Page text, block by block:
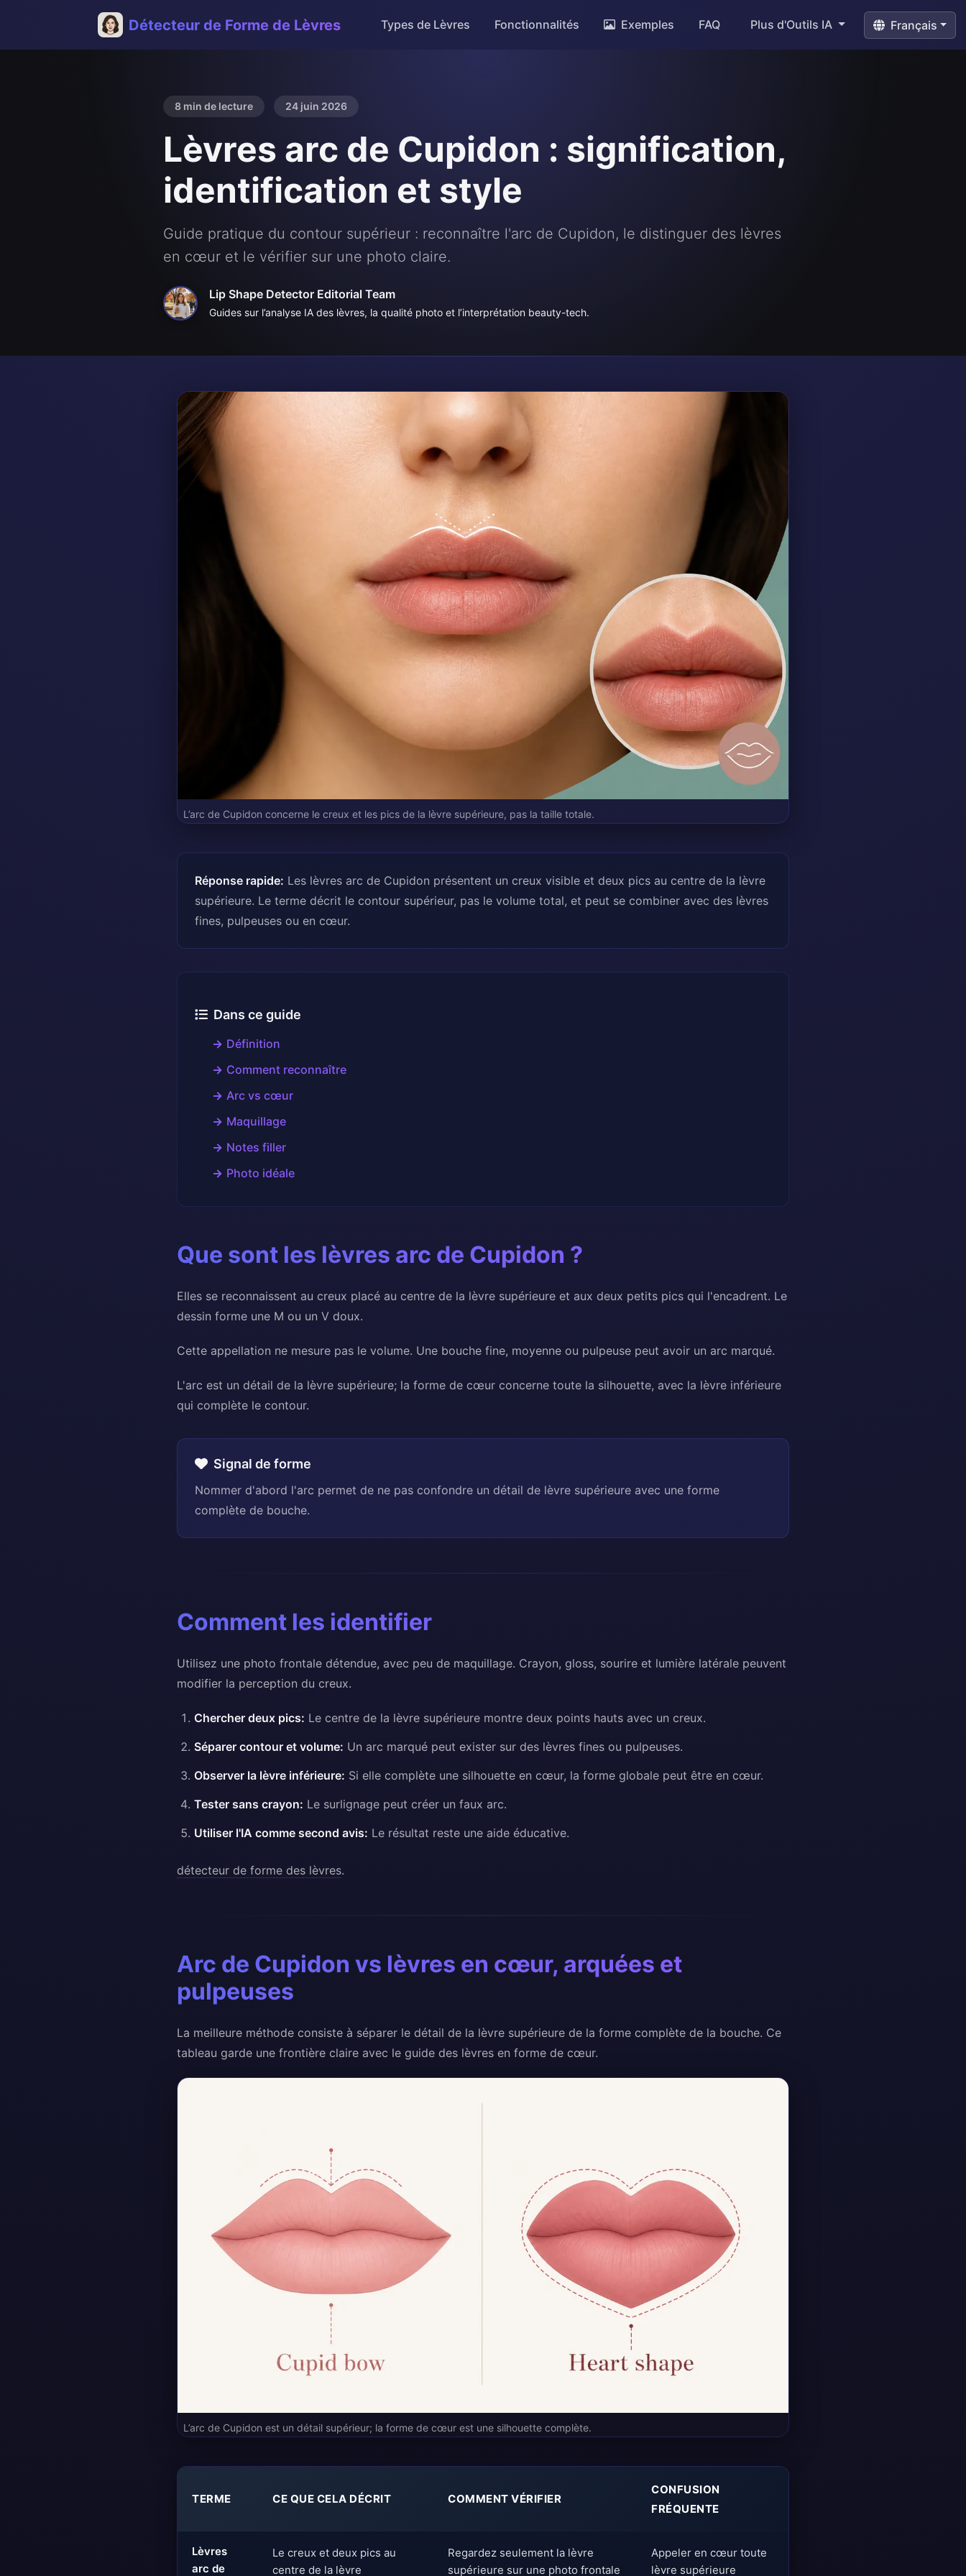
Détecteur de Forme de Lèvres Types de Lèvres Fonctionnalités Exemples FAQ Plus d'Outils IA Français
8 min de lecture 24 juin 2026
Lèvres arc de Cupidon : signification,
identification et style
Guide pratique du contour supérieur : reconnaître l'arc de Cupidon, le distinguer des lèvres
en cœur et le vérifier sur une photo claire.
Lip Shape Detector Editorial Team
Guides sur l’analyse IA des lèvres, la qualité photo et l’interprétation beauty-tech.
L’arc de Cupidon concerne le creux et les pics de la lèvre supérieure, pas la taille totale.
Réponse rapide: Les lèvres arc de Cupidon présentent un creux visible et deux pics au centre de la lèvre
supérieure. Le terme décrit le contour supérieur, pas le volume total, et peut se combiner avec des lèvres
fines, pulpeuses ou en cœur.
Dans ce guide
Définition
Comment reconnaître
Arc vs cœur
Maquillage
Notes filler
Photo idéale
Que sont les lèvres arc de Cupidon ?
Elles se reconnaissent au creux placé au centre de la lèvre supérieure et aux deux petits pics qui l'encadrent. Le
dessin forme une M ou un V doux.
Cette appellation ne mesure pas le volume. Une bouche fine, moyenne ou pulpeuse peut avoir un arc marqué.
L'arc est un détail de la lèvre supérieure; la forme de cœur concerne toute la silhouette, avec la lèvre inférieure
qui complète le contour.
Signal de forme
Nommer d'abord l'arc permet de ne pas confondre un détail de lèvre supérieure avec une forme
complète de bouche.
Comment les identifier
Utilisez une photo frontale détendue, avec peu de maquillage. Crayon, gloss, sourire et lumière latérale peuvent
modifier la perception du creux.
Chercher deux pics: Le centre de la lèvre supérieure montre deux points hauts avec un creux.
Séparer contour et volume: Un arc marqué peut exister sur des lèvres fines ou pulpeuses.
Observer la lèvre inférieure: Si elle complète une silhouette en cœur, la forme globale peut être en cœur.
Tester sans crayon: Le surlignage peut créer un faux arc.
Utiliser l'IA comme second avis: Le résultat reste une aide éducative.
détecteur de forme des lèvres.
Arc de Cupidon vs lèvres en cœur, arquées et
pulpeuses
La meilleure méthode consiste à séparer le détail de la lèvre supérieure de la forme complète de la bouche. Ce
tableau garde une frontière claire avec le guide des lèvres en forme de cœur.
L’arc de Cupidon est un détail supérieur; la forme de cœur est une silhouette complète.
TERME CE QUE CELA DÉCRIT COMMENT VÉRIFIER
CONFUSION
FRÉQUENTE
Lèvres
arc de
Le creux et deux pics au
centre de la lèvre
Regardez seulement la lèvre
supérieure sur une photo frontale
Appeler en cœur toute
lèvre supérieure